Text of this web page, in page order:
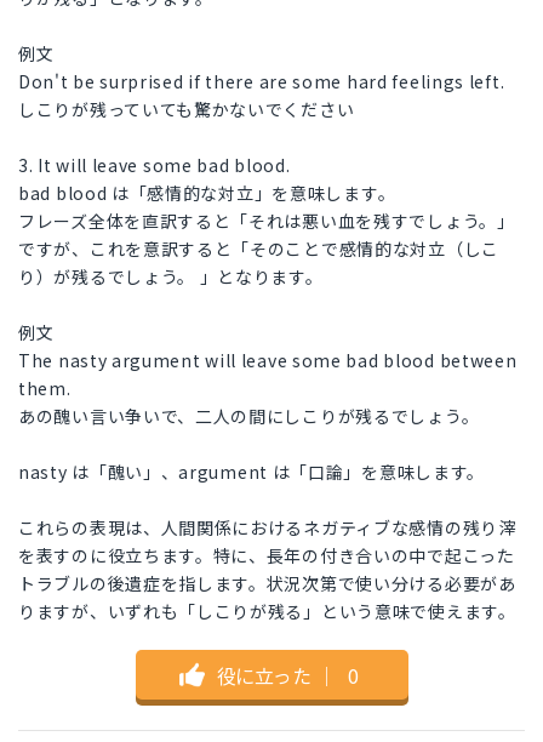
例文
Don't be surprised if there are some hard feelings left.
しこりが残っていても驚かないでください
3. It will leave some bad blood.
bad blood は「感情的な対立」を意味します。
フレーズ全体を直訳すると「それは悪い血を残すでしょう。」
ですが、これを意訳すると「そのことで感情的な対立（しこ
り）が残るでしょう。 」となります。
例文
The nasty argument will leave some bad blood between
them.
あの醜い言い争いで、二人の間にしこりが残るでしょう。
nasty は「醜い」、argument は「口論」を意味します。
これらの表現は、人間関係におけるネガティブな感情の残り滓
を表すのに役立ちます。特に、長年の付き合いの中で起こった
トラブルの後遺症を指します。状況次第で使い分ける必要があ
りますが、いずれも「しこりが残る」という意味で使えます。
役に立った ｜ 0